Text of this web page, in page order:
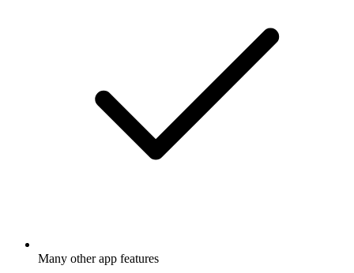
Many other app features